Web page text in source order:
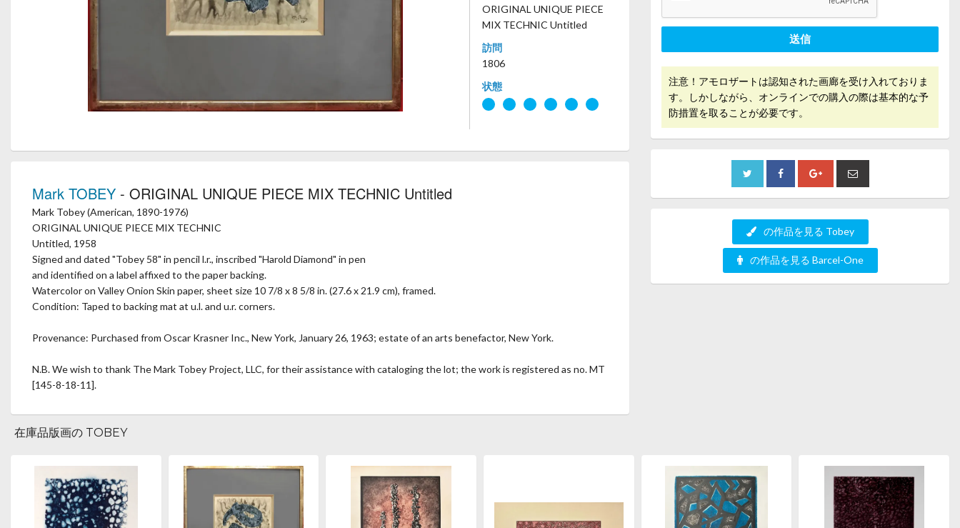
ORIGINAL UNIQUE PIECE
MIX TECHNIC Untitled
訪問
1806
状態
Mark TOBEY - ORIGINAL UNIQUE PIECE MIX TECHNIC Untitled
Mark Tobey (American, 1890-1976)
ORIGINAL UNIQUE PIECE MIX TECHNIC
Untitled, 1958
Signed and dated "Tobey 58" in pencil l.r., inscribed "Harold Diamond" in pen
and identified on a label affixed to the paper backing.
Watercolor on Valley Onion Skin paper, sheet size 10 7/8 x 8 5/8 in. (27.6 x 21.9 cm), framed.
Condition: Taped to backing mat at u.l. and u.r. corners.
Provenance: Purchased from Oscar Krasner Inc., New York, January 26, 1963; estate of an arts benefactor, New York.
N.B. We wish to thank The Mark Tobey Project, LLC, for their assistance with cataloging the lot; the work is registered as no. MT
[145-8-18-11].
送信
注意！アモロザートは認知された画廊を受け入れておりま
す。しかしながら、オンラインでの購入の際は基本的な予
防措置を取ることが必要です。
の作品を見る Tobey
の作品を見る Barcel-One
在庫品版画の TOBEY